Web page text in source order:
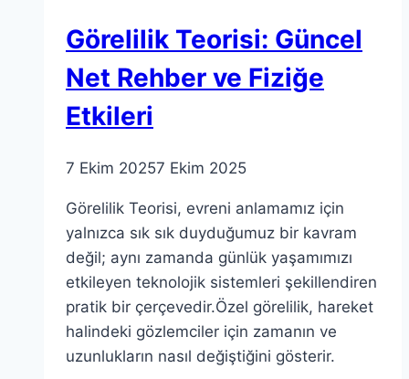
Görelilik Teorisi: Güncel
Net Rehber ve Fiziğe
Etkileri
7 Ekim 20257 Ekim 2025
Görelilik Teorisi, evreni anlamamız için
yalnızca sık sık duyduğumuz bir kavram
değil; aynı zamanda günlük yaşamımızı
etkileyen teknolojik sistemleri şekillendiren
pratik bir çerçevedir.Özel görelilik, hareket
halindeki gözlemciler için zamanın ve
uzunlukların nasıl değiştiğini gösterir.